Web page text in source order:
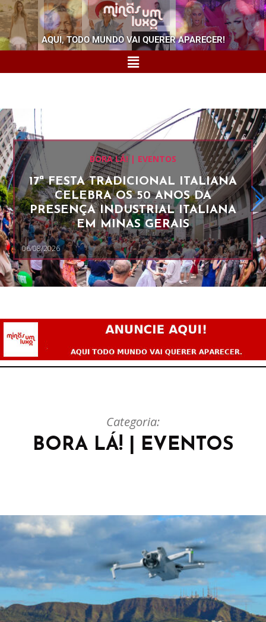
AQUI, TODO MUNDO VAI QUERER APARECER!
BORA LÁ! | EVENTOS
17ª FESTA TRADICIONAL ITALIANA
CELEBRA OS 50 ANOS DA
PRESENÇA INDUSTRIAL ITALIANA
EM MINAS GERAIS
06/08/2026
Categoria:
BORA LÁ! | EVENTOS